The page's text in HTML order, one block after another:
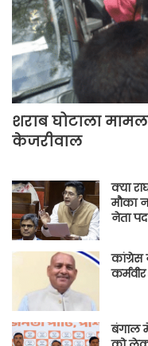
शराब घोटाला
केजरीवाल
क्या
मौका
नेता पद
कांग्रेस
बंगाल